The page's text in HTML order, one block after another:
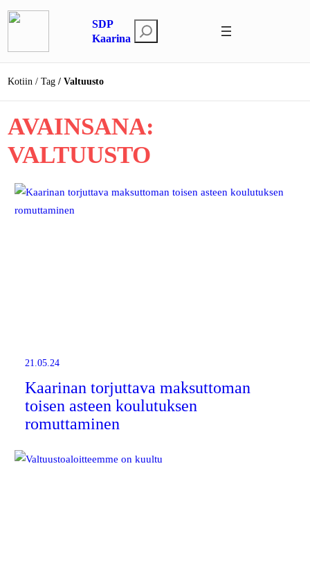
Siirry
sisältöön
SDP
Kaarina
t
s
Kotiin Tag Valtuusto
AVAINSANA:
VALTUUSTO
21.05.24
Kaarinan torjuttava maksuttoman
toisen asteen koulutuksen
romuttaminen